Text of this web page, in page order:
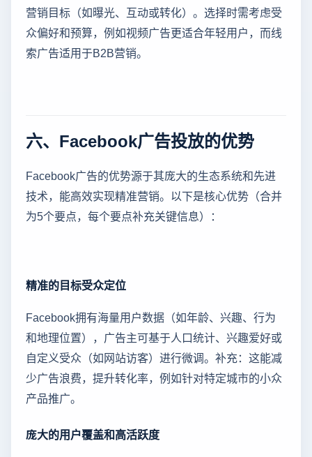
营销目标（如曝光、互动或转化）。选择时需考虑受
众偏好和预算，例如视频广告更适合年轻用户，而线
索广告适用于B2B营销。
六、Facebook广告投放的优势
Facebook广告的优势源于其庞大的生态系统和先进
技术，能高效实现精准营销。以下是核心优势（合并
为5个要点，每个要点补充关键信息）：
精准的目标受众定位
Facebook拥有海量用户数据（如年龄、兴趣、行为
和地理位置），广告主可基于人口统计、兴趣爱好或
自定义受众（如网站访客）进行微调。补充：这能减
少广告浪费，提升转化率，例如针对特定城市的小众
产品推广。
庞大的用户覆盖和高活跃度